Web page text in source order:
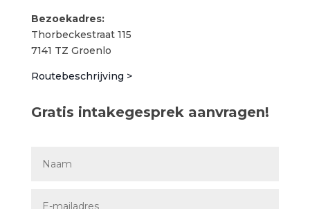
Bezoekadres:
Thorbeckestraat 115
7141 TZ Groenlo
Routebeschrijving >
Gratis intakegesprek aanvragen!